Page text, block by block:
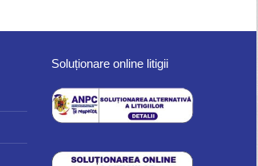
Soluționare online litigii